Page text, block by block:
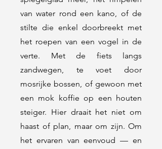
van water rond een kano, of de
stilte die enkel doorbreekt met
het roepen van een vogel in de
verte. Met de fiets langs
zandwegen, te voet door
mosrijke bossen, of gewoon met
een mok koffie op een houten
steiger. Hier draait het niet om
haast of plan, maar om zijn. Om
het ervaren van eenvoud — en